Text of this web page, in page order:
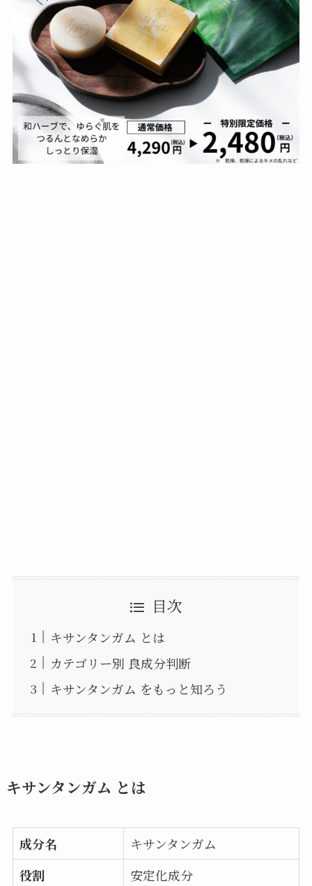
目次
キサンタンガム とは
カテゴリー別 良成分判断
キサンタンガム をもっと知ろう
キサンタンガム とは
成分名
キサンタンガム
役割
安定化成分